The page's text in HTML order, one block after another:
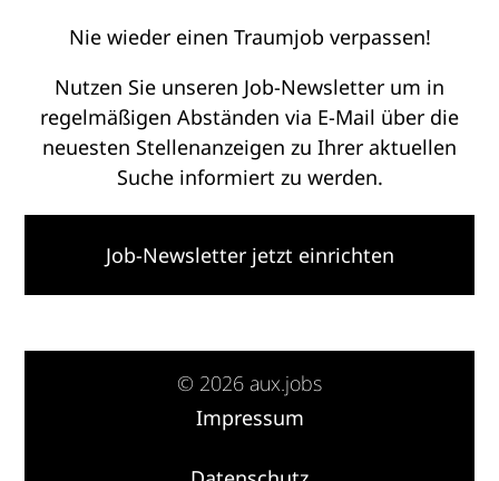
Nie wieder einen Traumjob verpassen!
Nutzen Sie unseren Job-Newsletter um in
regelmäßigen Abständen via E-Mail über die
neuesten Stellenanzeigen zu Ihrer aktuellen
Suche informiert zu werden.
Job-Newsletter jetzt einrichten
© 2026 aux.jobs
Impressum